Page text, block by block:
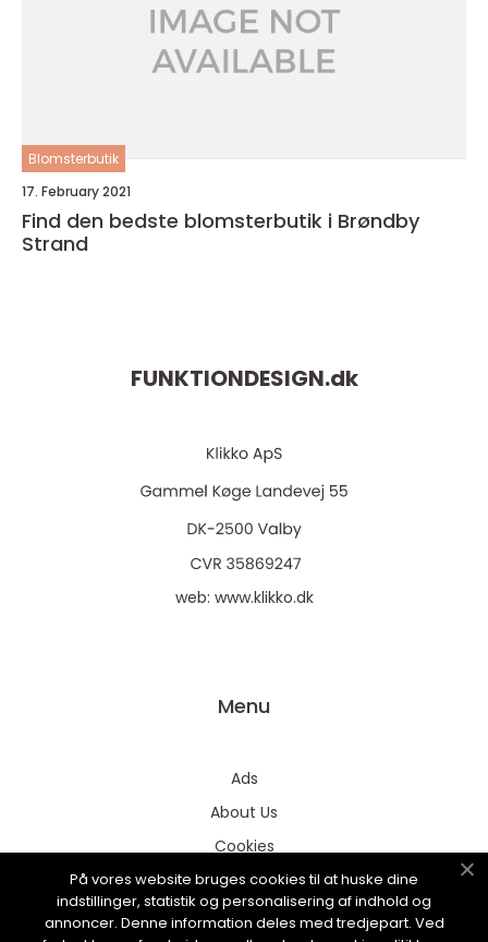
Blomsterbutik
17. February 2021
Find den bedste blomsterbutik i Brøndby
Strand
FUNKTIONDESIGN.dk
web: www.klikko.dk
Menu
Ads
About Us
Cookies
Contact
Sitemap
På vores website bruges cookies til at huske dine
indstillinger, statistik og personalisering af indhold og
annoncer. Denne information deles med tredjepart. Ved